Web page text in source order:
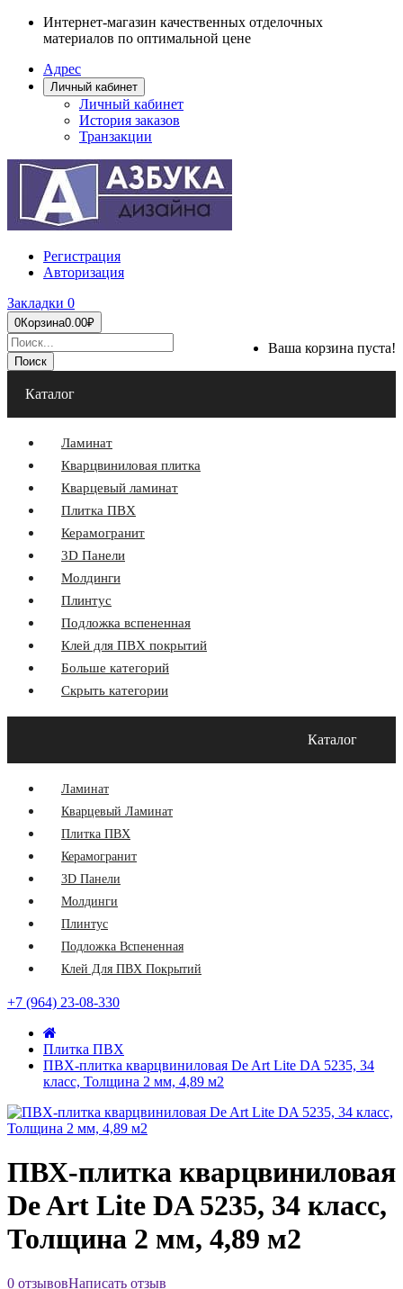
Интернет-магазин качественных отделочных
материалов по оптимальной цене
Адрес
Личный кабинет
Личный кабинет
История заказов
Транзакции
Регистрация
Авторизация
Закладки 0
0Корзина0.00₽
Ваша корзина пуста!
Поиск
Каталог
Ламинат
Кварцвиниловая плитка
Кварцевый ламинат
Плитка ПВХ
Керамогранит
3D Панели
Молдинги
Плинтус
Подложка вспененная
Клей для ПВХ покрытий
Больше категорий
Скрыть категории
Каталог
Ламинат
Кварцевый Ламинат
Плитка ПВХ
Керамогранит
3D Панели
Молдинги
Плинтус
Подложка Вспененная
Клей Для ПВХ Покрытий
+7 (964) 23-08-330
Плитка ПВХ
ПВХ-плитка кварцвиниловая De Art Lite DA 5235, 34
класс, Толщина 2 мм, 4,89 м2
ПВХ-плитка кварцвиниловая
De Art Lite DA 5235, 34 класс,
Толщина 2 мм, 4,89 м2
0 отзывовНаписать отзыв